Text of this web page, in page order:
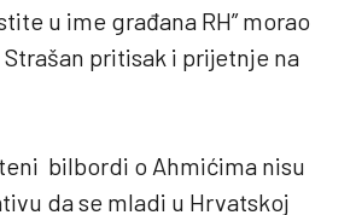
u ime građana RH” morao
pritisak i prijetnje na
bilbordi o Ahmićima nisu
da se mladi u Hrvatskoj